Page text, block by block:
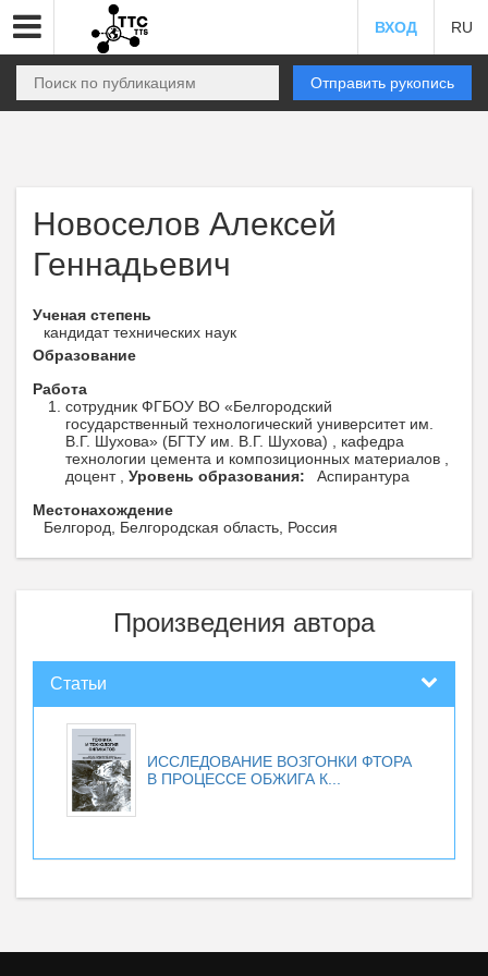
ВХОД RU
Отправить рукопись
Новоселов Алексей
Геннадьевич
Ученая степень
кандидат технических наук
Образование
Работа
сотрудник ФГБОУ ВО «Белгородский
государственный технологический университет им.
В.Г. Шухова» (БГТУ им. В.Г. Шухова) , кафедра
технологии цемента и композиционных материалов ,
доцент , Уровень образования:
Аспирантура
Местонахождение
Белгород, Белгородская область, Россия
Произведения автора
Статьи
ИССЛЕДОВАНИЕ ВОЗГОНКИ ФТОРА
В ПРОЦЕССЕ ОБЖИГА К...